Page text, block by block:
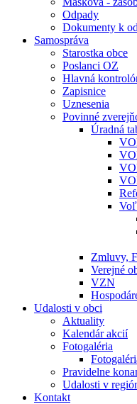
Odpady
Dokumenty k
Samospráva
Starostka obce
Poslanci OZ
Hlavná
Zapisnice
Uznesenia
Povinné
Úradná
Zmluvy,
Verejné
VZN
Udalosti v obci
Aktuality
Kalendár akcií
Fotogaléria
Pravidelne
Udalosti v
Kontakt